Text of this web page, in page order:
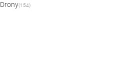
Drony(154)